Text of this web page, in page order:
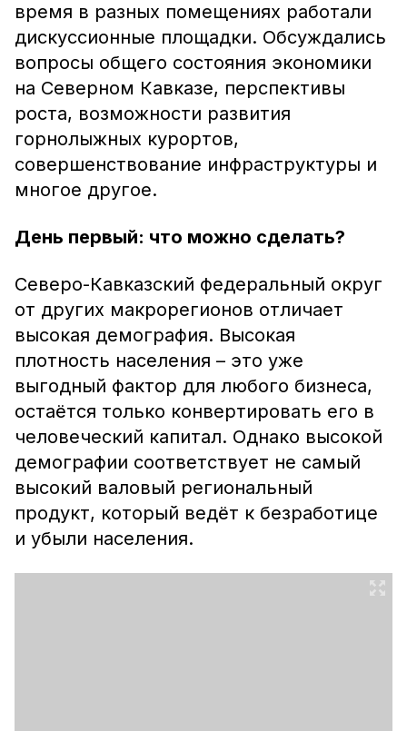
время в разных помещениях работали
дискуссионные площадки. Обсуждались
вопросы общего состояния экономики
на Северном Кавказе, перспективы
роста, возможности развития
горнолыжных курортов,
совершенствование инфраструктуры и
многое другое.
День первый: что можно сделать?
Северо-Кавказский федеральный округ
от других макрорегионов отличает
высокая демография. Высокая
плотность населения – это уже
выгодный фактор для любого бизнеса,
остаётся только конвертировать его в
человеческий капитал. Однако высокой
демографии соответствует не самый
высокий валовый региональный
продукт, который ведёт к безработице
и убыли населения.